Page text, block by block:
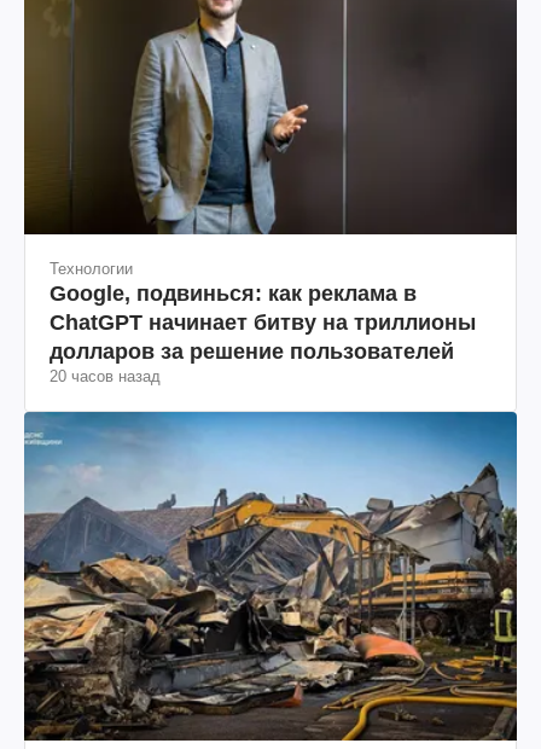
Технологии
Google, подвинься: как реклама в
ChatGPT начинает битву на триллионы
долларов за решение пользователей
20 часов назад